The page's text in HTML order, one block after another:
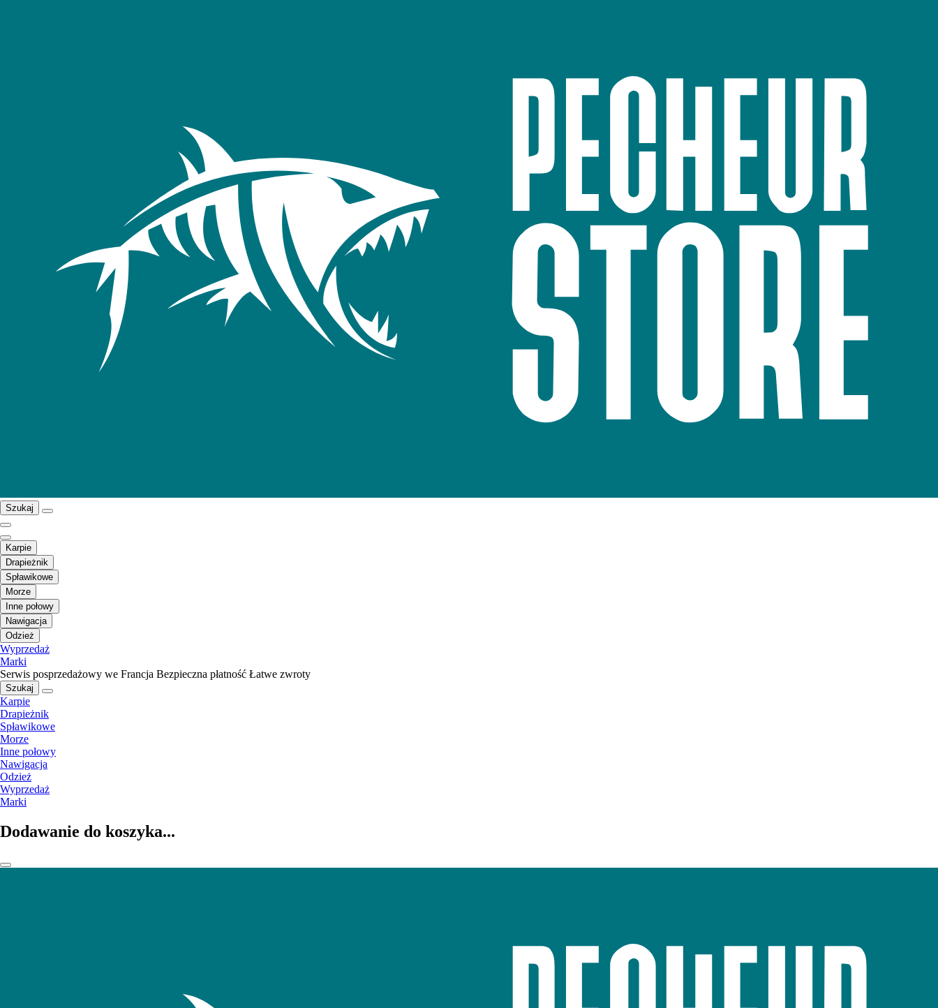
Szukaj
Karpie
Drapieżnik
Spławikowe
Morze
Inne połowy
Nawigacja
Odzież
Wyprzedaż
Marki
Serwis posprzedażowy we Francja Bezpieczna płatność Łatwe zwroty
Szukaj
Karpie
Drapieżnik
Spławikowe
Morze
Inne połowy
Nawigacja
Odzież
Wyprzedaż
Marki
Dodawanie do koszyka...